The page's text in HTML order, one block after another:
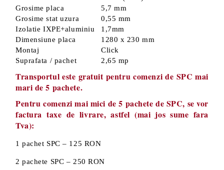
Grosime placa
5,7 mm
Grosime stat uzura
0,55 mm
Izolatie IXPE+aluminiu
1,7mm
Dimensiune placa
1280 x 230 mm
Montaj
Click
Suprafata / pachet
2,65 mp
Transportul este gratuit pentru comenzi de SPC mai
mari de 5 pachete.
Pentru comenzi mai mici de 5 pachete de SPC, se vor
factura taxe de livrare, astfel (mai jos sume fara
Tva):
1 pachet SPC – 125 RON
2 pachete SPC – 250 RON